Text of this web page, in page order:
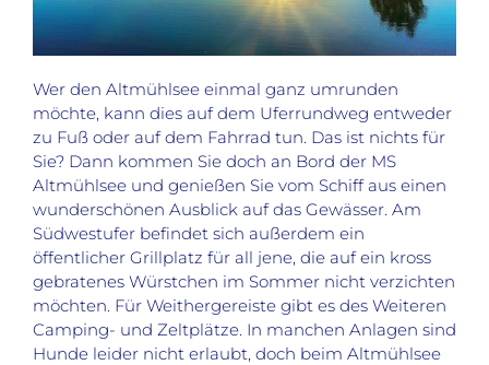
Wer den Altmühlsee einmal ganz umrunden
möchte, kann dies auf dem Uferrundweg entweder
zu Fuß oder auf dem Fahrrad tun. Das ist nichts für
Sie? Dann kommen Sie doch an Bord der MS
Altmühlsee und genießen Sie vom Schiff aus einen
wunderschönen Ausblick auf das Gewässer. Am
Südwestufer befindet sich außerdem ein
öffentlicher Grillplatz für all jene, die auf ein kross
gebratenes Würstchen im Sommer nicht verzichten
möchten. Für Weithergereiste gibt es des Weiteren
Camping- und Zeltplätze. In manchen Anlagen sind
Hunde leider nicht erlaubt, doch beim Altmühlsee